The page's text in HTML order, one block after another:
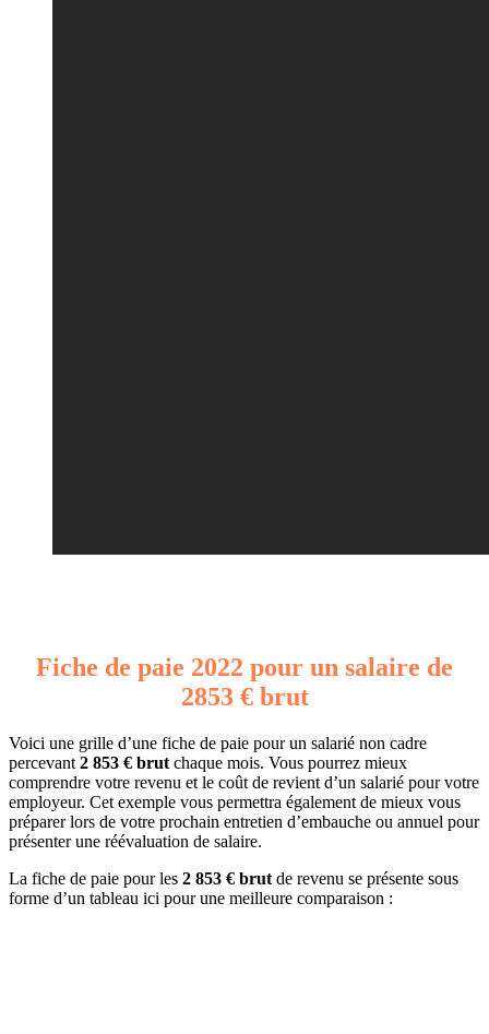
Fiche de paie 2022 pour un salaire de
2853 € brut
Voici une grille d’une fiche de paie pour un salarié non cadre
percevant 2 853 € brut chaque mois. Vous pourrez mieux
comprendre votre revenu et le coût de revient d’un salarié pour votre
employeur. Cet exemple vous permettra également de mieux vous
préparer lors de votre prochain entretien d’embauche ou annuel pour
présenter une réévaluation de salaire.
La fiche de paie pour les 2 853 € brut de revenu se présente sous
forme d’un tableau ici pour une meilleure comparaison :